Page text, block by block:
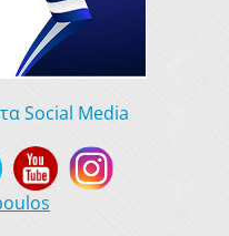
Social Media